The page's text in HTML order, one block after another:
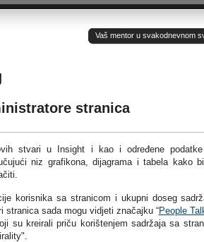
Vaš mentor u svakodnevnom
stranica
stvari u Insight i kao i određene
niz grafikona, dijagrama i tabela kako
korisnika sa stranicom i ukupni doseg
stranica sada mogu vidjeti značajku “People
su kreirali priču korištenjem sadržaja sa